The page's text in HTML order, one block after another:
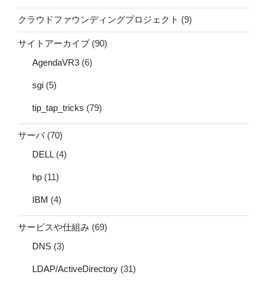
クラウドファウンディングプロジェクト (9)
サイトアーカイブ (90)
AgendaVR3 (6)
sgi (5)
tip_tap_tricks (79)
サーバ(70)
DELL(4)
hp (11)
IBM (4)
サービスや仕組み (69)
DNS (3)
LDAP/ActiveDirectory (31)